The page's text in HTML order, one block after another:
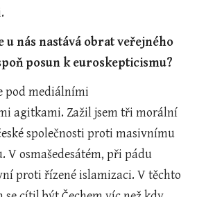
u nás nastává obrat veřejného
posun k euroskepticismu?
pod mediálními
agitkami. Zažil jsem tři morální
společnosti proti masivnímu
V osmašedesátém, při pádu
proti řízené islamizaci. V těchto